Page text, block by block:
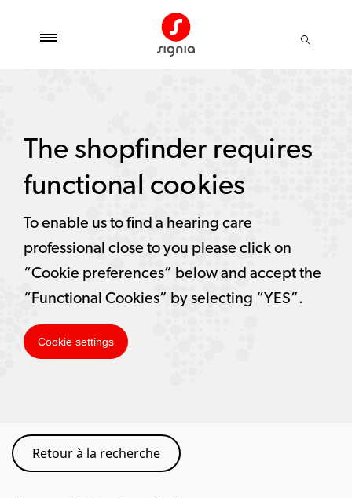
Retour à la recherche
The shopfinder requires
functional cookies
To enable us to find a hearing care
professional close to you please click on
“Cookie preferences” below and accept the
“Functional Cookies” by selecting “YES”.
Cookie settings